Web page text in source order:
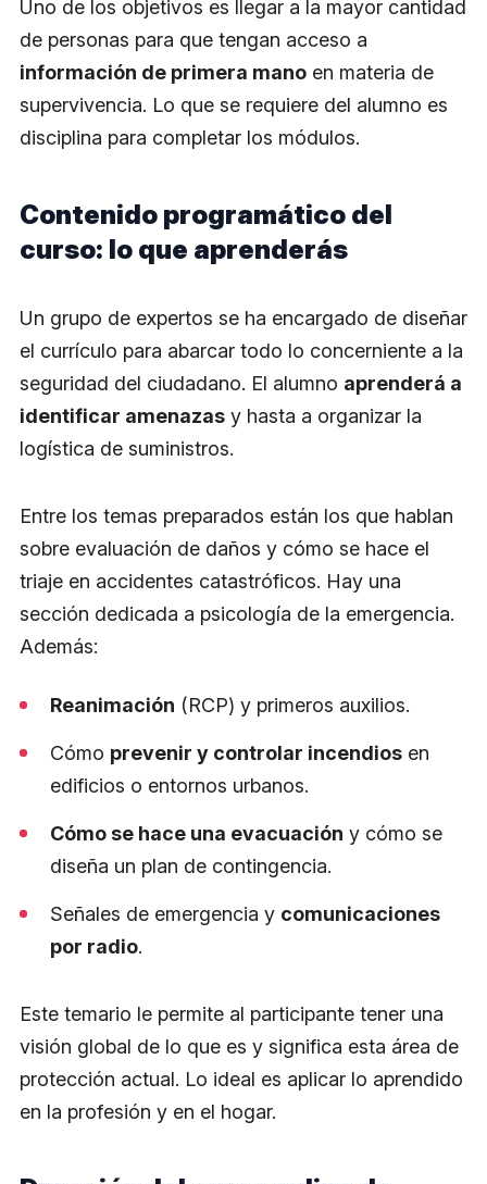
Uno de los objetivos es llegar a la mayor cantidad
de personas para que tengan acceso a
información de primera mano en materia de
supervivencia. Lo que se requiere del alumno es
disciplina para completar los módulos.
Contenido programático del
curso: lo que aprenderás
Un grupo de expertos se ha encargado de diseñar
el currículo para abarcar todo lo concerniente a la
seguridad del ciudadano. El alumno aprenderá a
identificar amenazas y hasta a organizar la
logística de suministros.
Entre los temas preparados están los que hablan
sobre evaluación de daños y cómo se hace el
triaje en accidentes catastróficos. Hay una
sección dedicada a psicología de la emergencia.
Además:
Reanimación (RCP) y primeros auxilios.
Cómo prevenir y controlar incendios en
edificios o entornos urbanos.
Cómo se hace una evacuación y cómo se
diseña un plan de contingencia.
Señales de emergencia y comunicaciones
por radio.
Este temario le permite al participante tener una
visión global de lo que es y significa esta área de
protección actual. Lo ideal es aplicar lo aprendido
en la profesión y en el hogar.